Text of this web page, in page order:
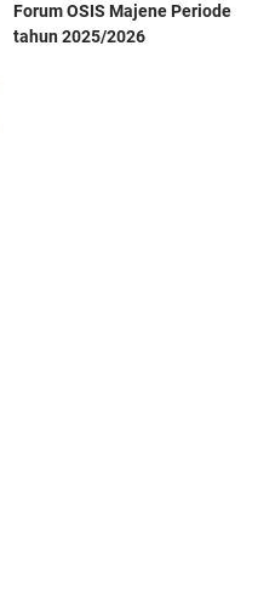
Forum OSIS Majene Periode
tahun 2025/2026